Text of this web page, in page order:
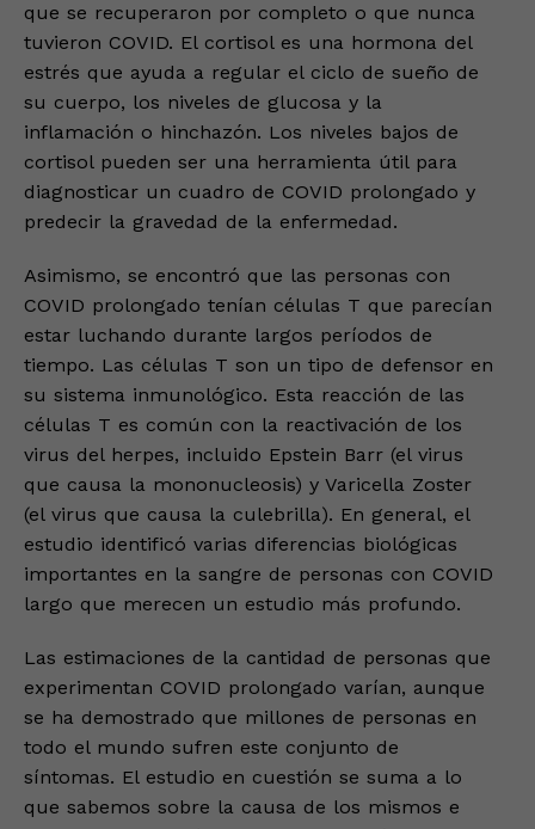
que se recuperaron por completo o que nunca
tuvieron COVID. El cortisol es una hormona del
estrés que ayuda a regular el ciclo de sueño de
su cuerpo, los niveles de glucosa y la
inflamación o hinchazón. Los niveles bajos de
cortisol pueden ser una herramienta útil para
diagnosticar un cuadro de COVID prolongado y
predecir la gravedad de la enfermedad.
Asimismo, se encontró que las personas con
COVID prolongado tenían células T que parecían
estar luchando durante largos períodos de
tiempo. Las células T son un tipo de defensor en
su sistema inmunológico. Esta reacción de las
células T es común con la reactivación de los
virus del herpes, incluido Epstein Barr (el virus
que causa la mononucleosis) y Varicella Zoster
(el virus que causa la culebrilla). En general, el
estudio identificó varias diferencias biológicas
importantes en la sangre de personas con COVID
largo que merecen un estudio más profundo.
Las estimaciones de la cantidad de personas que
experimentan COVID prolongado varían, aunque
se ha demostrado que millones de personas en
todo el mundo sufren este conjunto de
síntomas. El estudio en cuestión se suma a lo
que sabemos sobre la causa de los mismos e